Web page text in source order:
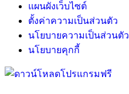
แผนผังเว็บไซต์
ตั้งค่าความเป็นส่วนตัว
นโยบายความเป็นส่วนตัว
นโยบายคุกกี้